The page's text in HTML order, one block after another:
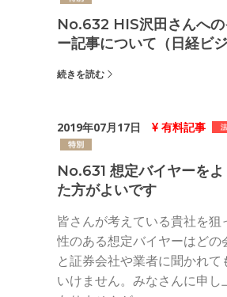
No.632 HIS沢田さんへの
ー記事について（日経ビジ
続きを読む
2019年07月17日 有料記事
No.631 想定バイヤーを
た方がよいです
皆さんが考えている貴社を狙
性のある想定バイヤーはどの
と証券会社や業者に聞かれて
いけません。みなさんに申し